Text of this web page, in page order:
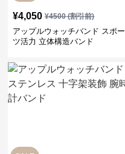
¥4,050 ¥4500(割引前)
アップルウォッチバンド スポー
ツ活力 立体構造バンド